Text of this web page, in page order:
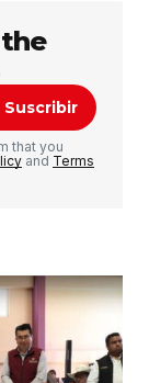
no será
están
Suscribir
that you
and Terms